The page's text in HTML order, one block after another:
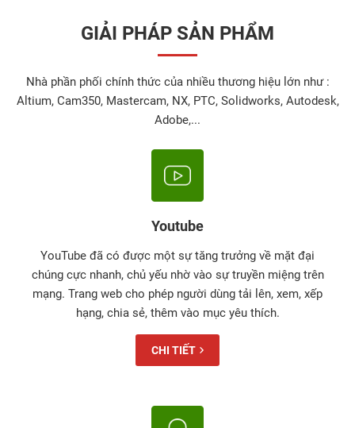
GIẢI PHÁP SẢN PHẨM
Nhà phần phối chính thức của nhiều thương hiệu lớn như :
Altium, Cam350, Mastercam, NX, PTC, Solidworks, Autodesk,
Adobe,...
Youtube
YouTube đã có được một sự tăng trưởng về mặt đại
chúng cực nhanh, chủ yếu nhờ vào sự truyền miệng trên
mạng. Trang web cho phép người dùng tải lên, xem, xếp
hạng, chia sẻ, thêm vào mục yêu thích.
CHI TIẾT